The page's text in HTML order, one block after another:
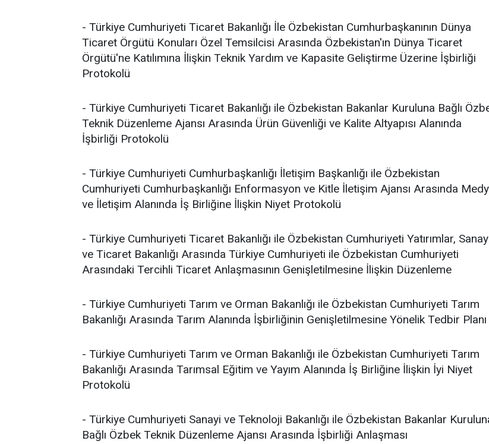
- Türkiye Cumhuriyeti Ticaret Bakanlığı İle Özbekistan Cumhurbaşkanının Dünya
Ticaret Örgütü Konuları Özel Temsilcisi Arasında Özbekistan'ın Dünya Ticaret
Örgütü'ne Katılımına İlişkin Teknik Yardım ve Kapasite Geliştirme Üzerine İşbirliği
Protokolü
- Türkiye Cumhuriyeti Ticaret Bakanlığı ile Özbekistan Bakanlar Kuruluna Bağlı
Teknik Düzenleme Ajansı Arasında Ürün Güvenliği ve Kalite Altyapısı Alanında
İşbirliği Protokolü
- Türkiye Cumhuriyeti Cumhurbaşkanlığı İletişim Başkanlığı ile Özbekistan
Cumhuriyeti Cumhurbaşkanlığı Enformasyon ve Kitle İletişim Ajansı Arasında
ve İletişim Alanında İş Birliğine İlişkin Niyet Protokolü
- Türkiye Cumhuriyeti Ticaret Bakanlığı ile Özbekistan Cumhuriyeti Yatırımlar,
ve Ticaret Bakanlığı Arasında Türkiye Cumhuriyeti ile Özbekistan Cumhuriyeti
Arasındaki Tercihli Ticaret Anlaşmasının Genişletilmesine İlişkin Düzenleme
- Türkiye Cumhuriyeti Tarım ve Orman Bakanlığı ile Özbekistan Cumhuriyeti Tarım
Bakanlığı Arasında Tarım Alanında İşbirliğinin Genişletilmesine Yönelik Tedbir Planı
- Türkiye Cumhuriyeti Tarım ve Orman Bakanlığı ile Özbekistan Cumhuriyeti Tarım
Bakanlığı Arasında Tarımsal Eğitim ve Yayım Alanında İş Birliğine İlişkin İyi Niyet
Protokolü
- Türkiye Cumhuriyeti Sanayi ve Teknoloji Bakanlığı ile Özbekistan Bakanlar
Bağlı Özbek Teknik Düzenleme Ajansı Arasında İşbirliği Anlaşması